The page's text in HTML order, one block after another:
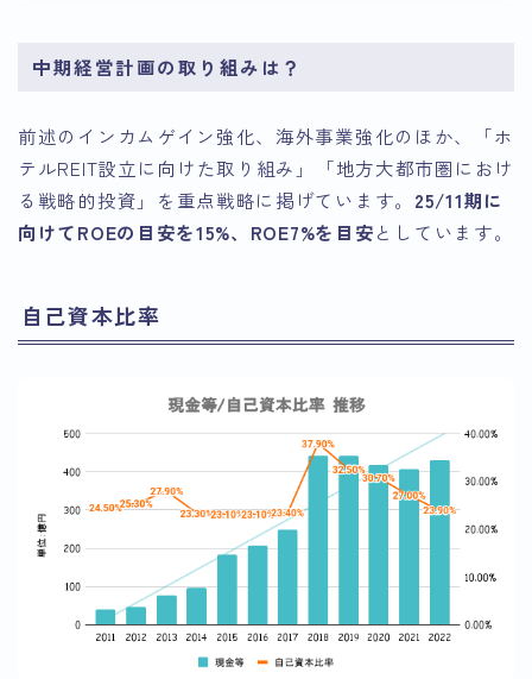
中期経営計画の取り組みは？
前述のインカムゲイン強化、海外事業強化のほか、「ホ
テルREIT設立に向けた取り組み」「地方大都市圏におけ
る戦略的投資」を重点戦略に掲げています。 25/11期に
向けてROEの目安を15%、ROE7%を目安としています。
自己資本比率